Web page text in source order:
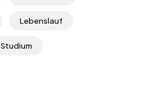
Lebenslauf
Studium